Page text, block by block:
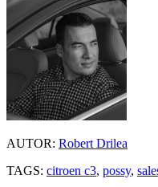
AUTOR: Robert Drilea
TAGS: citroen c3, possy,